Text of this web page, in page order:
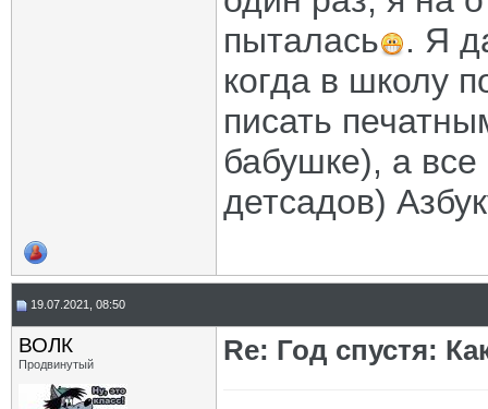
пыталась
. Я
когда в школу
писать
бабушке), а
детсадов)
19.07.2021, 08:50
ВОЛК
Продвинутый Re: Год спустя: